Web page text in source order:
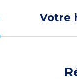
Votre